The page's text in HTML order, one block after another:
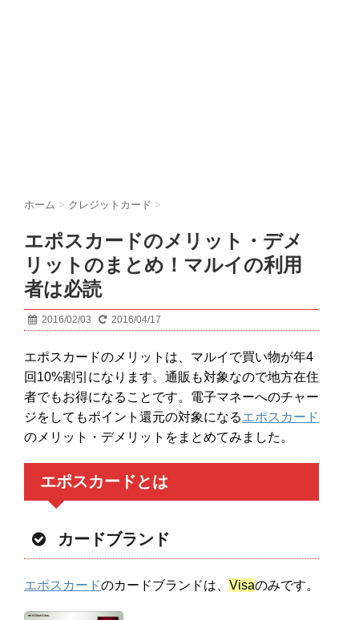
ホーム > クレジットカード >
エポスカードのメリット・デメ
リットのまとめ！マルイの利用
者は必読
2016/02/03 2016/04/17
エポスカードのメリットは、マルイで買い物が年4
回10%割引になります。通販も対象なので地方在住
者でもお得になることです。電子マネーへのチャー
ジをしてもポイント還元の対象になるエポスカード
のメリット・デメリットをまとめてみました。
エポスカードとは
カードブランド
エポスカードのカードブランドは、 Visaのみです。